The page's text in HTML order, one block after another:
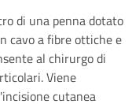
di una penna dotato
cavo a fibre ottiche e
al chirurgo di
Viene
cutanea